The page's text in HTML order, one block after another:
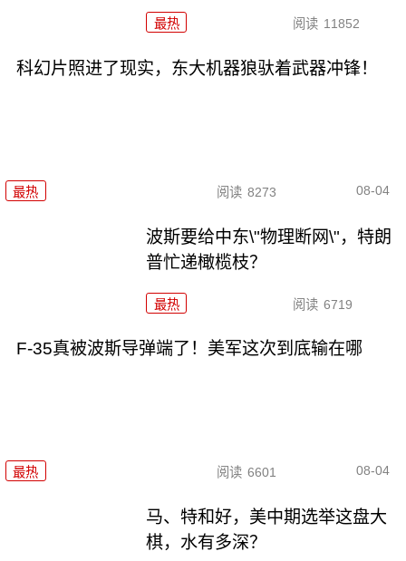
最热 阅读 11852
科幻片照进了现实，东大机器狼驮着武器冲锋！
最热 阅读 8273 08-04
波斯要给中东\"物理断网\"，特朗
普忙递橄榄枝？
最热 阅读 6719
F-35真被波斯导弹端了！美军这次到底输在哪
最热 阅读 6601 08-04
马、特和好，美中期选举这盘大
棋，水有多深？